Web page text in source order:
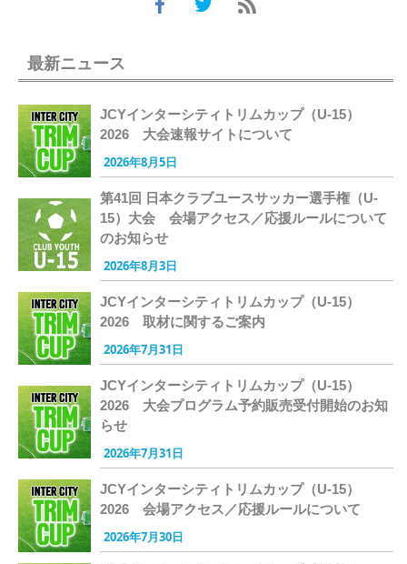
最新ニュース
JCYインターシティトリムカップ（U-15）
2026 大会速報サイトについて
2026年8月5日
第41回 日本クラブユースサッカー選手権（U-
15）大会 会場アクセス／応援ルールについて
のお知らせ
2026年8月3日
JCYインターシティトリムカップ（U-15）
2026 取材に関するご案内
2026年7月31日
JCYインターシティトリムカップ（U-15）
2026 大会プログラム予約販売受付開始のお知
らせ
2026年7月31日
JCYインターシティトリムカップ（U-15）
2026 会場アクセス／応援ルールについて
2026年7月30日